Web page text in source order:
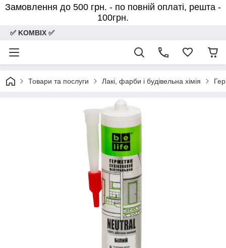
Замовлення до 500 грн. - по повній оплаті, решта -
100грн.
✅ KOMBIX ✅
Товари та послуги Лакі, фарби і будівельна хімія